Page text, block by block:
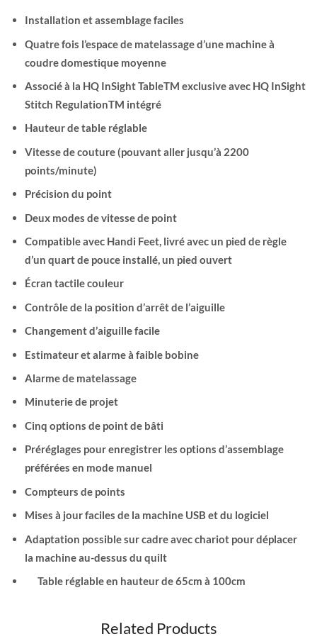
Installation et assemblage faciles
Quatre fois l’espace de matelassage d’une machine à
coudre domestique moyenne
Associé à la HQ InSight TableTM exclusive avec HQ InSight
Stitch RegulationTM intégré
Hauteur de table réglable
Vitesse de couture (pouvant aller jusqu’à 2200
points/minute)
Précision du point
Deux modes de vitesse de point
Compatible avec Handi Feet, livré avec un pied de règle
d’un quart de pouce installé, un pied ouvert
Écran tactile couleur
Contrôle de la position d’arrêt de l’aiguille
Changement d’aiguille facile
Estimateur et alarme à faible bobine
Alarme de matelassage
Minuterie de projet
Cinq options de point de bâti
Préréglages pour enregistrer les options d’assemblage
préférées en mode manuel
Compteurs de points
Mises à jour faciles de la machine USB et du logiciel
Adaptation possible sur cadre avec chariot pour déplacer
la machine au-dessus du quilt
Table réglable en hauteur de 65cm à 100cm
Related Products